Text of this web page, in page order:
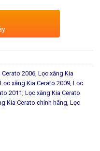
Cerato 2006, Lọc xăng Kia
Lọc xăng Kia Cerato 2009, Lọc
2011, Lọc xăng Kia Cerato
Kia Cerato chính hãng, Lọc